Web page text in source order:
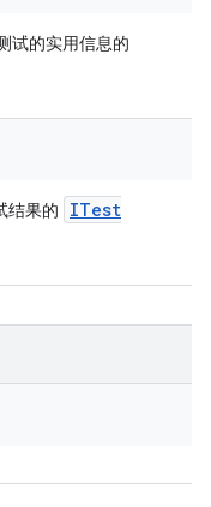
试的实用信息的
结果的
ITest